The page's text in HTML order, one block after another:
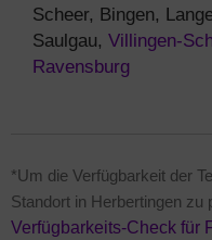
Scheer, Bingen,
Saulgau, Villingen-
Ravensburg
*Um die Verfügbarkeit der
Standort in Herbertingen zu
Verfügbarkeits-Check für